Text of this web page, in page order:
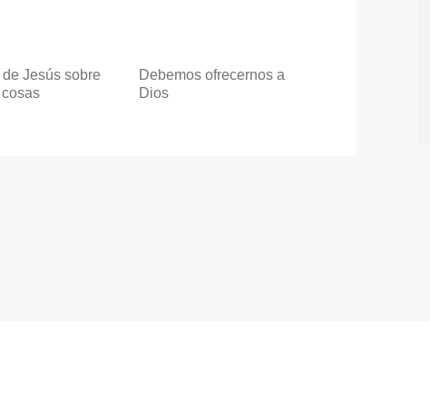
de Jesús sobre
Debemos ofrecernos a
Dios